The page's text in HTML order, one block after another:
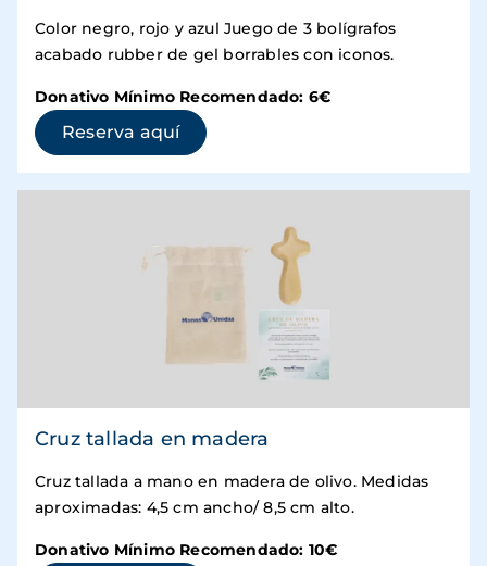
Color negro, rojo y azul Juego de 3 bolígrafos
acabado rubber de gel borrables con iconos.
Donativo Mínimo Recomendado: 6€
Reserva aquí(se abre en una ventana nueva)
Cruz tallada en madera
Cruz tallada a mano en madera de olivo. Medidas
aproximadas: 4,5 cm ancho/ 8,5 cm alto.
Donativo Mínimo Recomendado: 10€